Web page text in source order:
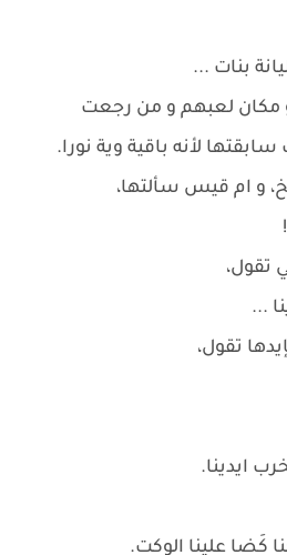
بنات ...
مكان لعبهم و من رجعت
لأنه باقية وية نورا.
و ام قيس سألتها،
تقول،
...
تقول،
ايدينا.
كَضا علينا الوكت.